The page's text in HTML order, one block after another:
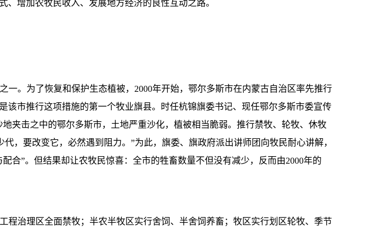
增加农牧民收入、发展地方经济的良性互动之路。
。为了恢复和保护生态植被，2000年开始，鄂尔多斯市在内蒙古自治区率先推行
市推行这项措施的第一个牧业旗县。时任杭锦旗委书记、现任鄂尔多斯市委宣传
夹击之中的鄂尔多斯市，土地严重沙化，植被相当脆弱。推行禁牧、轮牧、休牧
，要改变它，必然遇到阻力。”为此，旗委、旗政府派出讲师团向牧民耐心讲解，
合”。但结果却让农牧民惊喜：全市的牲畜数量不但没有减少，反而由2000年的
治理区全面禁牧；半农半牧区实行舍饲、半舍饲养畜；牧区实行划区轮牧、季节